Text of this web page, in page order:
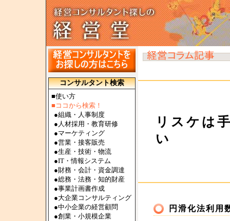
コンサルタント検索
■使い方
■ココから検索！
●組織・人事制度
● 人材採用・教育研修
●マーケティング
●営業・接客販売
●生産・技術・物流
●IT・情報システム
●財務・会計・資金調達
●総務・法務・知的財産
●事業計画書作成
●大企業コンサルティング
●中小企業の経営顧問
●創業・小規模企業
リスケは
い
円滑化法利用